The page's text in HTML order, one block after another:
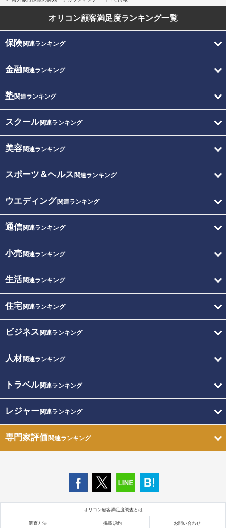
オリコン顧客満足度ランキング一覧
保険関連ランキング
金融関連ランキング
塾関連ランキング
スクール関連ランキング
美容関連ランキング
スポーツ＆ヘルス 関連ランキング
ウエディング関連ランキング
通信関連ランキング
小売関連ランキング
生活関連ランキング
住宅関連ランキング
ビジネス 関連ランキング
人材関連ランキング
トラベル関連ランキング
レジャー関連ランキング
専門家評価関連ランキング
オリコン顧客満足度調査とは
調査方法 掲載規約 お問い合わせ